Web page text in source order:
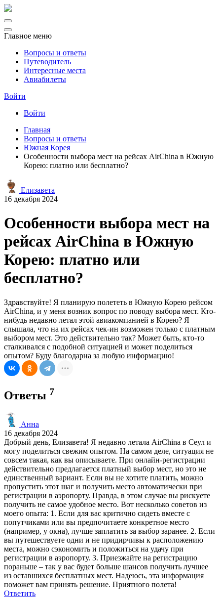
Главное меню
Вопросы и ответы
Путеводитель
Интересные места
Авиабилеты
Войти
Войти
Главная
Вопросы и ответы
Южная Корея
Особенности выбора мест на рейсах AirChina в Южную
Корею: платно или бесплатно?
Елизавета
16 декабря 2024
Особенности выбора мест на
рейсах AirChina в Южную
Корею: платно или
бесплатно?
Здравствуйте! Я планирую полететь в Южную Корею рейсом
AirChina, и у меня возник вопрос по поводу выбора мест. Кто-
нибудь недавно летал этой авиакомпанией в Корею? Я
слышала, что на их рейсах чек-ин возможен только с платным
выбором мест. Это действительно так? Может быть, кто-то
сталкивался с подобной ситуацией и может поделиться
опытом? Буду благодарна за любую информацию!
Ответы 7
Анна
16 декабря 2024
Добрый день, Елизавета! Я недавно летала AirChina в Сеул и
могу поделиться свежим опытом. На самом деле, ситуация не
совсем такая, как вы описываете. При онлайн-регистрации
действительно предлагается платный выбор мест, но это не
единственный вариант. Если вы не хотите платить, можно
пропустить этот шаг и получить место автоматически при
регистрации в аэропорту. Правда, в этом случае вы рискуете
получить не самое удобное место. Вот несколько советов из
моего опыта: 1. Если для вас критично сидеть вместе с
попутчиками или вы предпочитаете конкретное место
(например, у окна), лучше заплатить за выбор заранее. 2. Если
вы путешествуете одни и не придирчивы к расположению
места, можно сэкономить и положиться на удачу при
регистрации в аэропорту. 3. Приезжайте на регистрацию
пораньше – так у вас будет больше шансов получить лучшее
из оставшихся бесплатных мест. Надеюсь, эта информация
поможет вам принять решение. Приятного полета!
Ответить